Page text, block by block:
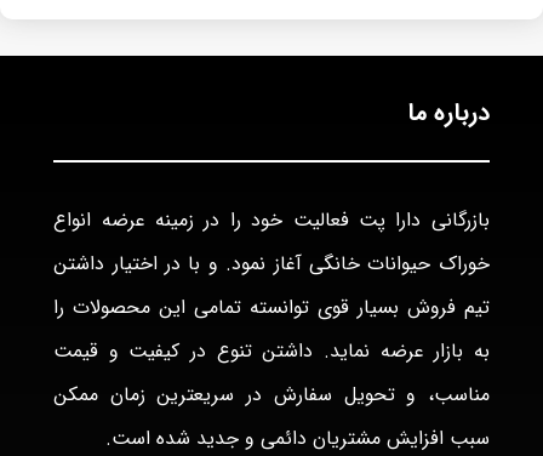
درباره ما
بازرگانی دارا پت فعاليت خود را در زمينه عرضه انواع
خوراک حيوانات خانگی آغاز نمود. و با در اختيار داشتن
تيم فروش بسيار قوی توانسته تمامی اين محصولات را
به بازار عرضه نمايد. داشتن تنوع در كيفيت و قيمت
مناسب، و تحويل سفارش در سريعترين زمان ممكن
سبب افزايش مشتريان دائمی و جديد شده است.